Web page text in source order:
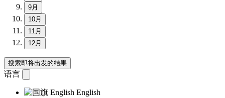
9月
10月
11月
12月
搜索即将出发的结果
语言
English